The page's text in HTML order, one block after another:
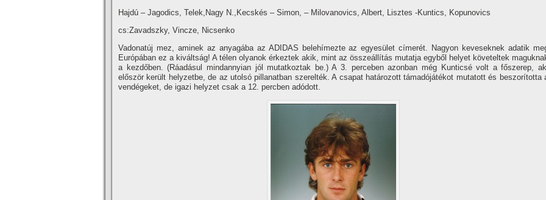
Hajdú – Jagodics, Telek,Nagy N.,Kecskés – Simon, – Milovanovics, Albert, Lisztes -Kuntics, Kopunovics
cs:Zavadszky, Vincze, Nicsenko
Vadonatúj mez, aminek az anyagába az ADIDAS belehí­mezte az egyesület cí­merét. Nagyon keveseknek adatik
Európában ez a kiváltság! A télen olyanok érkeztek akik, mint az összeállí­tás mutatja egyből helyet követeltek
a kezdőben. (Ráadásul mindannyian jól mutatkoztak be.) A 3. perceben azonban még Kunticsé volt a főszerep,
először került helyzetbe, de az utolsó pillanatban szerelték. A csapat határozott támadójátékot mutatott és beszorí­totta
vendégeket, de igazi helyzet csak a 12. percben adódott.